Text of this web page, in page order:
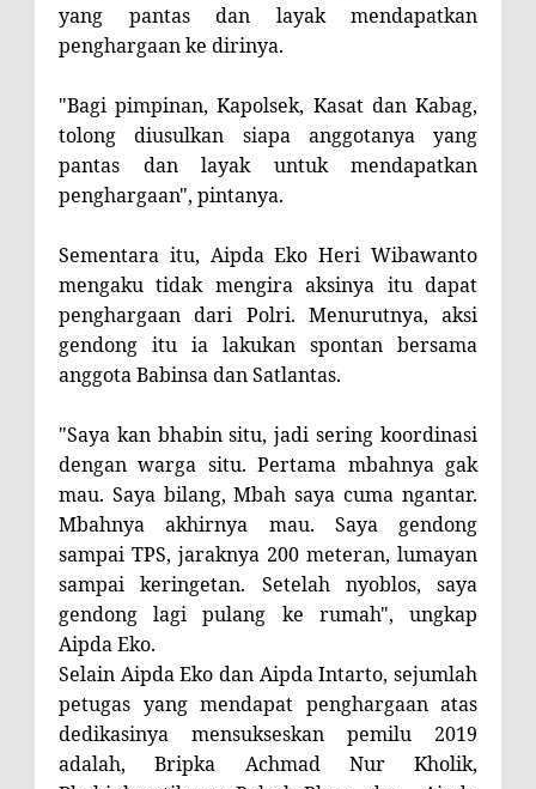
yang pantas dan layak mendapatkan
penghargaan ke dirinya.
"Bagi pimpinan, Kapolsek, Kasat dan Kabag,
tolong diusulkan siapa anggotanya yang
pantas dan layak untuk mendapatkan
penghargaan", pintanya.
Sementara itu, Aipda Eko Heri Wibawanto
mengaku tidak mengira aksinya itu dapat
penghargaan dari Polri. Menurutnya, aksi
gendong itu ia lakukan spontan bersama
anggota Babinsa dan Satlantas.
"Saya kan bhabin situ, jadi sering koordinasi
dengan warga situ. Pertama mbahnya gak
mau. Saya bilang, Mbah saya cuma ngantar.
Mbahnya akhirnya mau. Saya gendong
sampai TPS, jaraknya 200 meteran, lumayan
sampai keringetan. Setelah nyoblos, saya
gendong lagi pulang ke rumah", ungkap
Aipda Eko.
Selain Aipda Eko dan Aipda Intarto, sejumlah
petugas yang mendapat penghargaan atas
dedikasinya mensukseskan pemilu 2019
adalah, Bripka Achmad Nur Kholik,